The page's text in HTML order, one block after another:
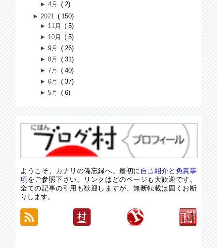
►4月
2
►2021
150
► 11月
5
► 10月
5
►9月
26
►8月
31
►7月
40
►6月
37
►5月 6
ようこそ、カナリの備忘録へ。最初に 自己紹介と免責事
項をご参照下さい。リンクはどのページも大歓迎です。
全ての記事の引用も歓迎しますが、無断転載は固くお断
りします。